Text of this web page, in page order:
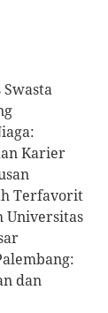
Karier
Terfavorit
Universitas
dan